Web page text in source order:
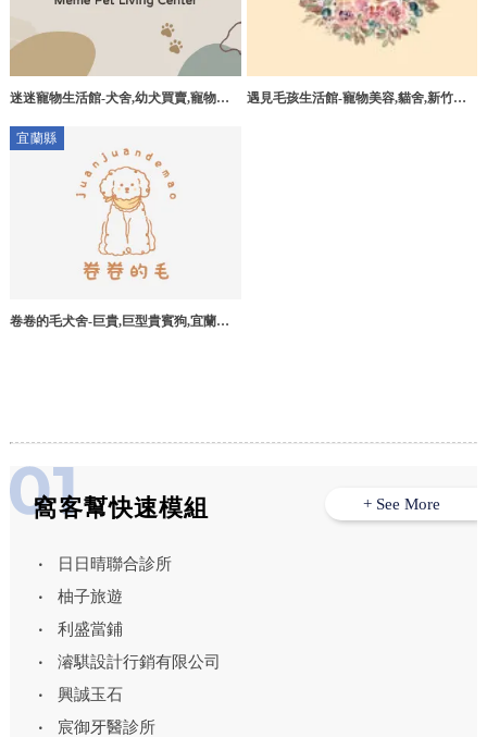
迷迷寵物生活館-犬舍,幼犬買賣,寵物店,
寵物店
遇見毛孩生活館-寵物美容,貓舍,新竹寵
宜蘭縣
卷卷的毛犬舍-巨貴,巨型貴賓狗,宜蘭巨
窩客幫快速模組
日日晴聯合診所
柚子旅遊
利盛當鋪
濬騏設計行銷有限公司
興誠玉石
宸御牙醫診所
+ See More